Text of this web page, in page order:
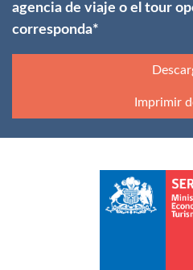
agencia de viaje o el tour
corresponda*
Imprimir